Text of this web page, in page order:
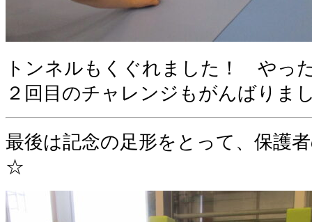
トンネルもくぐれました！ やっ
２回目のチャレンジもがんばりま
最後は記念の足形をとって、保護
☆